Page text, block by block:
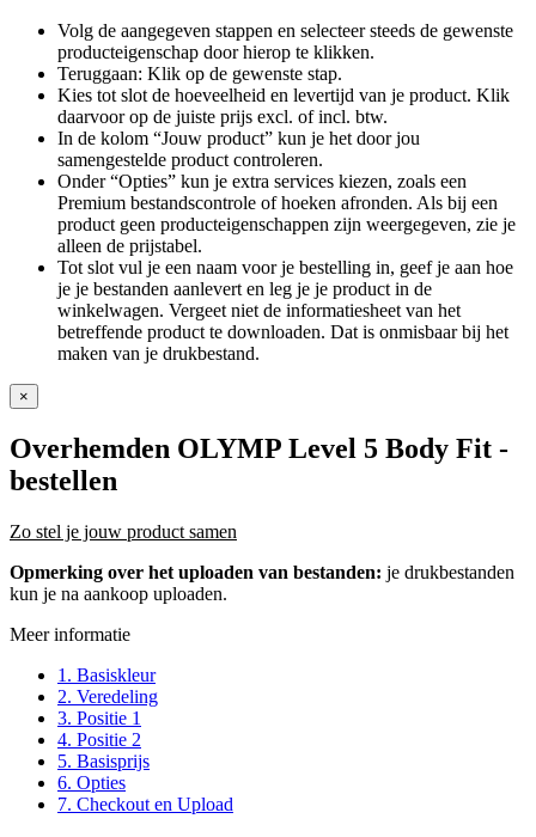
Volg de aangegeven stappen en selecteer steeds de gewenste
producteigenschap door hierop te klikken.
Teruggaan: Klik op de gewenste stap.
Kies tot slot de hoeveelheid en levertijd van je product. Klik
daarvoor op de juiste prijs excl. of incl. btw.
In de kolom “Jouw product” kun je het door jou
samengestelde product controleren.
Onder “Opties” kun je extra services kiezen, zoals een
Premium bestandscontrole of hoeken afronden. Als bij een
product geen producteigenschappen zijn weergegeven, zie je
alleen de prijstabel.
Tot slot vul je een naam voor je bestelling in, geef je aan hoe
je je bestanden aanlevert en leg je je product in de
winkelwagen. Vergeet niet de informatiesheet van het
betreffende product te downloaden. Dat is onmisbaar bij het
maken van je drukbestand.
×
Overhemden OLYMP Level 5 Body Fit -
bestellen
Zo stel je jouw product samen
Opmerking over het uploaden van bestanden: je drukbestanden
kun je na aankoop uploaden.
Meer informatie
1. Basiskleur
2. Veredeling
3. Positie 1
4. Positie 2
5. Basisprijs
6. Opties
7. Checkout en Upload